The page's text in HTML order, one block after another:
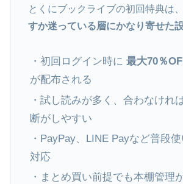
とくにブックライブの初回特典は、
すか迷っている層にかなり寄せた
・初回ログイン時に最大70％
が配布される
・試し読みが多く、合わなけれ
断がしやすい
・PayPay、LINE Payなど普段
対応
・まとめ買い前提でも本棚管理